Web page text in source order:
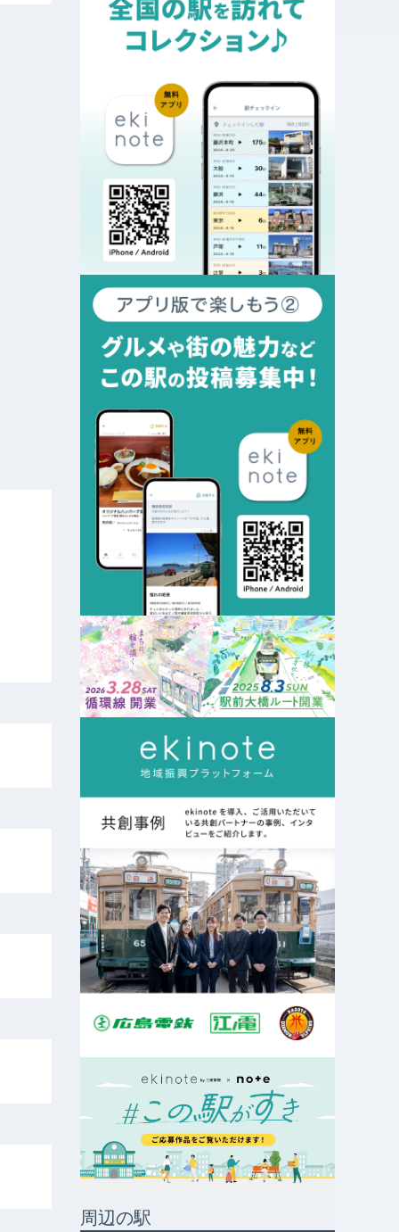
周辺の駅